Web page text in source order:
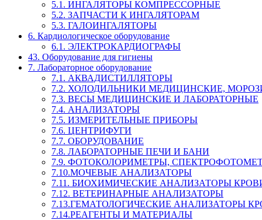
5.1. ИНГАЛЯТОРЫ КОМПРЕССОРНЫЕ
5.2. ЗАПЧАСТИ К ИНГАЛЯТОРАМ
5.3. ГАЛОИНГАЛЯТОРЫ
6. Кардиологическое оборудование
6.1. ЭЛЕКТРОКАРДИОГРАФЫ
43. Оборудование для гигиены
7. Лабораторное оборудование
7.1. АКВАДИСТИЛЛЯТОРЫ
7.2. ХОЛОДИЛЬНИКИ МЕДИЦИНСКИЕ,
7.3. ВЕСЫ МЕДИЦИНСКИЕ И ЛАБОРАТОРНЫЕ
7.4. АНАЛИЗАТОРЫ
7.5. ИЗМЕРИТЕЛЬНЫЕ ПРИБОРЫ
7.6. ЦЕНТРИФУГИ
7.7. ОБОРУДОВАНИЕ
7.8. ЛАБОРАТОРНЫЕ ПЕЧИ И БАНИ
7.9. ФОТОКОЛОРИМЕТРЫ,
7.10.МОЧЕВЫЕ АНАЛИЗАТОРЫ
7.11. БИОХИМИЧЕСКИЕ АНАЛИЗАТОРЫ
7.12. ВЕТЕРИНАРНЫЕ АНАЛИЗАТОРЫ
7.13.ГЕМАТОЛОГИЧЕСКИЕ АНАЛИЗАТОРЫ
7.14.РЕАГЕНТЫ И МАТЕРИАЛЫ